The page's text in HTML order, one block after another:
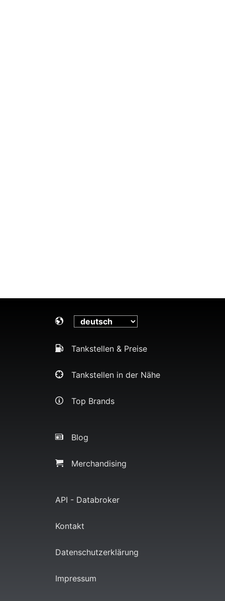
Tankstellen & Preise
Tankstellen in der Nähe
Top Brands
Blog
Merchandising
API - Databroker
Kontakt
Datenschutzerklärung
Impressum